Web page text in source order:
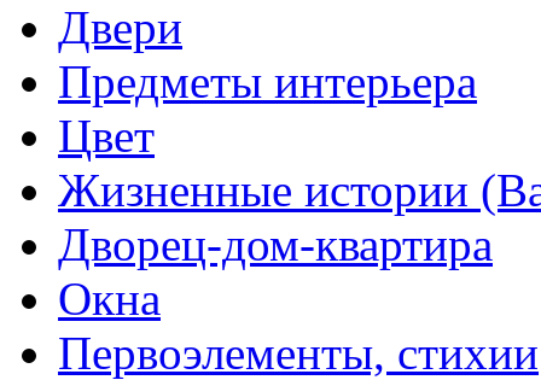
Двери
Предметы интерьера
Цвет
Жизненные истории
Дворец-дом-квартира
Окна
Первоэлементы, стихии